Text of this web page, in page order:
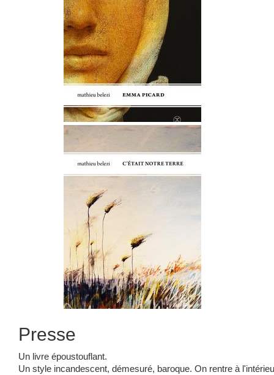
Presse
Un livre époustouflant.
Un style incandescent, démesuré, baroque. On rentre à